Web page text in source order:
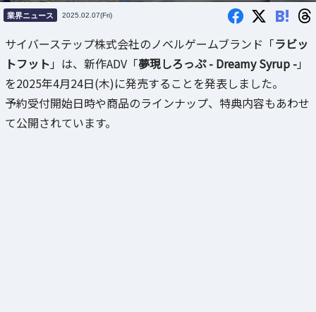
業界ニュース 2025.02.07(Fri) B!
サイバーステップ株式会社のノベルゲームブランド「ラビッ
トフット 」は、新作ADV「夢現しろっぷ - Dreamy Syrup -」
を2025年4月24日(木)に発売することを発表しました。
予約受付開始日時や商品のラインナップ、特典内容もあわせ
て公開されています。